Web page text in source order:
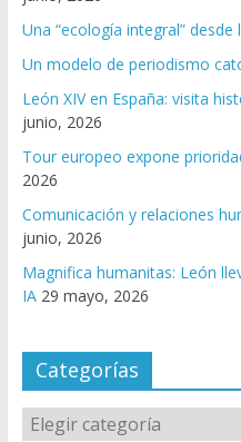
Una “ecología integral”
Un modelo de periodismo
León XIV en España: visita
junio, 2026
Tour europeo expone
2026
Comunicación y relaciones
junio, 2026
Magnifica humanitas: León
IA 29 mayo, 2026
Categorías